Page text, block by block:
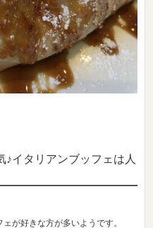
イタリアンブッフェは人
が好きな方が多いようです。